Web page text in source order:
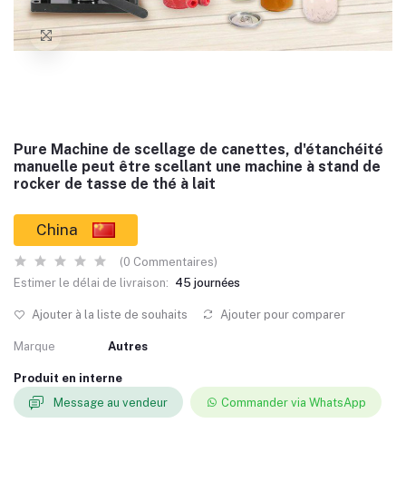
Pure Machine de scellage de canettes, d'étanchéité
manuelle peut être scellant une machine à stand de
rocker de tasse de thé à lait
China
(0 Commentaires)
Estimer le délai de livraison: 45 journées
Ajouter à la liste de souhaits Ajouter pour comparer
Marque Autres
Produit en interne
Message au vendeur
Commander via WhatsApp